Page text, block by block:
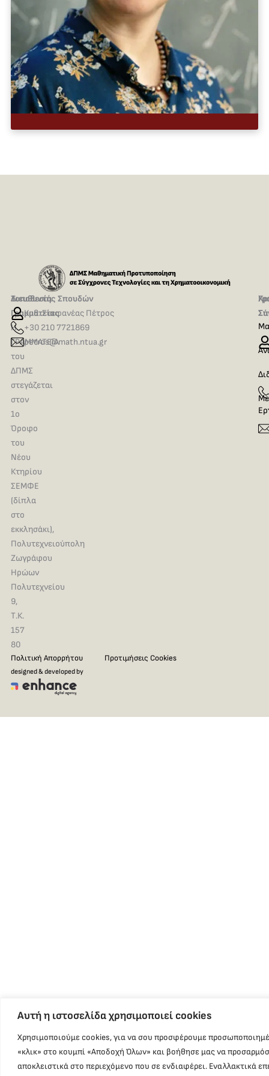
Αυτή η ιστοσελίδα χρησιμοποιεί cookies
Χρησιμοποιούμε cookies, για να σου προσφέρουμε
«κλικ» στο κουμπί «Αποδοχή Όλων» και βοήθησε μας να
αποκλειστικά στο περιεχόμενο που σε ενδιαφέρει. Εναλλακτικά
Τοποθεσία
Γραμματείας
Η
ΓΡΑΜΜΑΤΕΙΑ
του
ΔΠΜΣ
στεγάζεται
στον
1ο
Όροφο
του
Νέου
Κτηρίου
ΣΕΜΦΕ
(δίπλα
στο
εκκλησάκι),
Πολυτεχνειούπολη
Ζωγράφου
Ηρώων
Πολυτεχνείου
9,
Τ.Κ.
157
80
Διευθυντής Σπουδών
Καθ. Στεφανέας Πέτρος
+30 210 7721869
petros@math.ntua.gr
Πολιτική Απορρήτου Προτιμήσεις Cookies
designed & developed by